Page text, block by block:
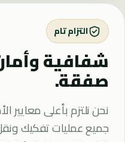
التزام تام
شفافية
صفقة.
نحن نلتزم بأعلى معايير
جميع عمليات تفكيك